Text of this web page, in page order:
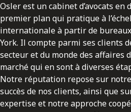
Osler est un cabinet d’avocats en
premier plan qui pratique à
internationale à partir de
York. Il compte parmi ses clients
secteur et du monde des affaires
marché qui en sont à diverses
Notre réputation repose sur
succès de nos clients, ainsi que
expertise et notre approche